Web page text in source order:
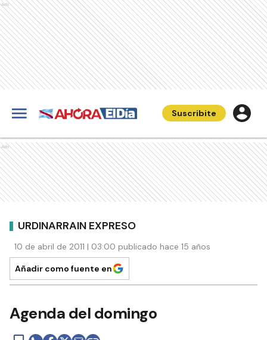
Ads
Suscribite
Ads
URDINARRAIN EXPRESO
10 de abril de 2011 | 03:00 publicado hace 15 años
Añadir como fuente en
Agenda del domingo